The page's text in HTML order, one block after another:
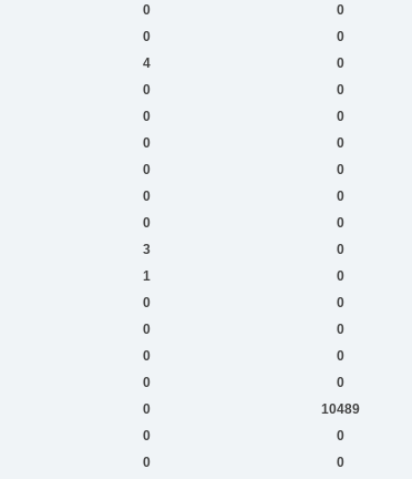
0 0
0 0
4 0
0 0
0 0
0 0
0 0
0 0
0 0
3 0
1 0
0 0
0 0
0 0
0 0
0 10489
0 0
0 0